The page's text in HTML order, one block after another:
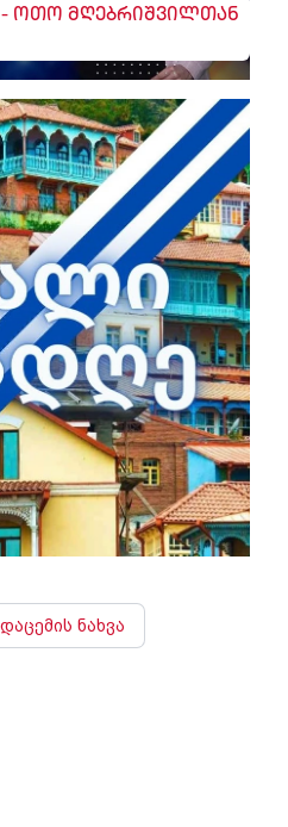
ოთო მღებრიშვილთან
ნახვა